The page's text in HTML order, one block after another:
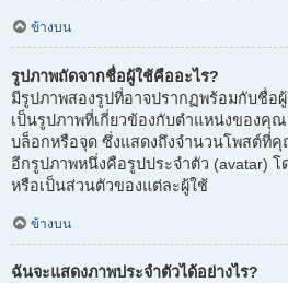
ข้างบน
รูปภาพถัดจากชื่อผู้ใช้คืออะไร?
มีรูปภาพสองรูปที่อาจปรากฏพร้อมกับชื่อ
เป็นรูปภาพที่เกี่ยวข้องกับตำแหน่งของคุ
บล็อกหรือจุด ซึ่งแสดงถึงจำนวนโพสต์ที่
อีกรูปภาพหนึ่งคือรูปประจำตัว (avatar)
หรือเป็นส่วนตัวของแต่ละผู้ใช้
ข้างบน
ฉันจะแสดงภาพประจำตัวได้อย่างไร?